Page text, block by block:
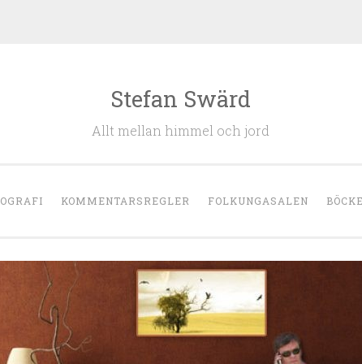
Stefan Swärd
Allt mellan himmel och jord
KOMMENTARSREGLER FOLKUNGASALEN